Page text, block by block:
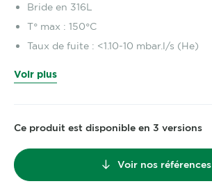
Bride en 316L
T° max : 150°C
Taux de fuite : <1.10-10 mbar.l/s (He)
Voir plus
Ce produit est disponible en 3 versions
Voir nos références